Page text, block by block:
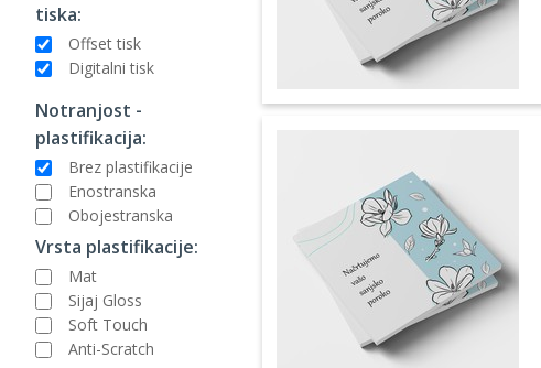
tiska:
Offset tisk
Digitalni tisk
Notranjost -
plastifikacija:
Brez plastifikacije
Enostranska
Obojestranska
Vrsta plastifikacije:
Mat
Sijaj Gloss
Soft Touch
Anti-Scratch